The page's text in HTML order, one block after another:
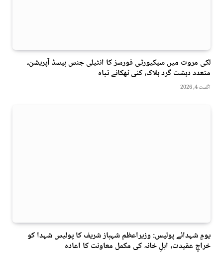
لکی مروت میں سیکیورٹی فورسز کا انٹیلی جنس بیسڈ آپریشن،
متعدد دہشت گرد ہلاک، کئی ٹھکانے تباہ
اگست 4, 2026
یومِ شہدائے پولیس: وزیراعظم شہباز شریف کا پولیس شہدا کو
خراجِ عقیدت، اہلِ خانہ کی مکمل معاونت کا اعادہ